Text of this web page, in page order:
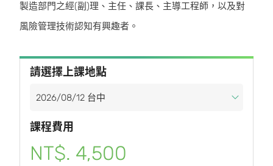
製造部門之經(副)理、主任、課長、主導工程師，以及對
風險管理技術認知有興趣者。
請選擇上課地點
課程費用
NT$. 4,500